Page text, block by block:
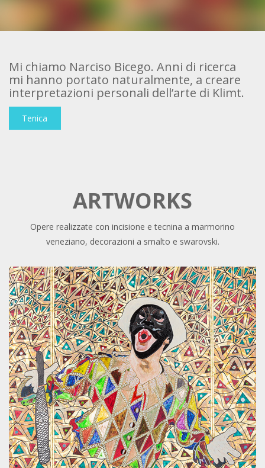
Mi chiamo Narciso Bicego. Anni di ricerca
mi hanno portato naturalmente, a creare
interpretazioni personali dell’arte di Klimt.
Tenica
ARTWORKS
Opere realizzate con incisione e tecnina a marmorino
veneziano, decorazioni a smalto e swarovski.